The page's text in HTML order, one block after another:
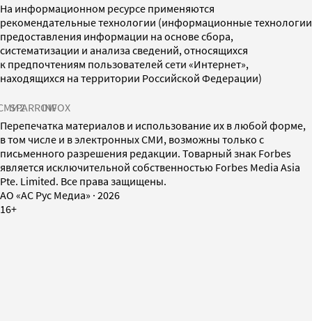
На информационном ресурсе применяются
рекомендательные технологии (информационные технологии
предоставления информации на основе сбора,
систематизации и анализа сведений, относящихся
к предпочтениям пользователей сети «Интернет»,
находящихся на территории Российской Федерации)
SPARROWINFOX
Перепечатка материалов и использование их в любой форме,
в том числе и в электронных СМИ, возможны только с
письменного разрешения редакции. Товарный знак Forbes
является исключительной собственностью Forbes Media Asia
Pte. Limited. Все права защищены.
AO «АС Рус Медиа» · 2026
16+